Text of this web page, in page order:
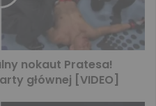
nokaut Pratesa!
głównej [VIDEO]